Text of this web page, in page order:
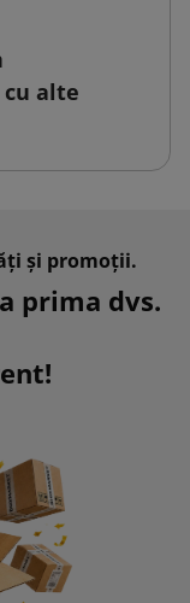
alte
și promoții.
prima dvs.